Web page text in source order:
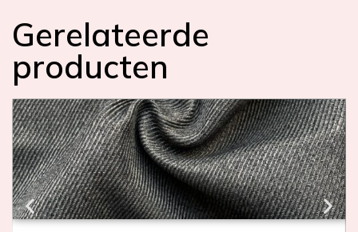
Gerelateerde
producten